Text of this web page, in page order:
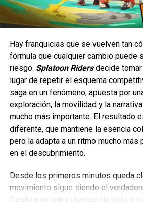
para adaptarte.
Minimalismo con
Bionic Bay adopta la filosofía de que
tiene cinemáticas, no tiene voces, no
los necesita. A través del diseño de
jugabilidad, el juego construye una
el jugador puede interpretar a su
adelante se siente como un logro, y
introduce posibilidades que
fresca y desafiante.
Por algo debutó en
Uno de los mayores aciertos de esta
queBatman mantiene ese tono
vulnerable, en lugar de
naturaleza” e incluso, se le da
es que la primera temporada dedicó
desarrollo de los villanos y
sobre el propio Encapotado; ahora
el peso narrativo que merece; su
recibe mayor atención yla serie
mejor las historias
Hay franquicias que se vuelven tan
fórmula que cualquier cambio puede
riesgo. Splatoon Ridersdecide
lugar de repetir el esquema
saga en un fenómeno, apuesta por
exploración, la movilidad y la
mucho más importante. El resultado
diferente, que mantiene la esencia
pero la adapta a un ritmo mucho más
en el descubrimiento.
Desde los primeros minutos queda
movimiento sigue siendo el
Deslizarse entre charcos de tinta,